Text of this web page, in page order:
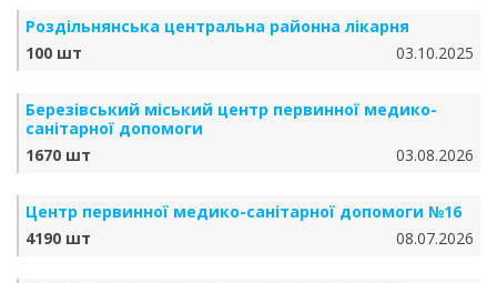
Роздільнянська центральна районна лікарня
100 шт
03.10.2025
Березівський міський центр первинної медико-
санітарної допомоги
1670 шт
03.08.2026
Центр первинної медико-санітарної допомоги №16
4190 шт
08.07.2026